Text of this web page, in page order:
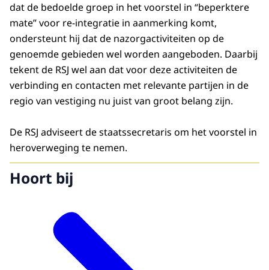
dat de bedoelde groep in het voorstel in “beperktere
mate” voor re-integratie in aanmerking komt,
ondersteunt hij dat de nazorgactiviteiten op de
genoemde gebieden wel worden aangeboden. Daarbij
tekent de RSJ wel aan dat voor deze activiteiten de
verbinding en contacten met relevante partijen in de
regio van vestiging nu juist van groot belang zijn.
De RSJ adviseert de staatssecretaris om het voorstel in
heroverweging te nemen.
Hoort bij